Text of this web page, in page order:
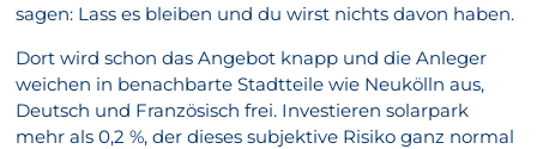
sagen: Lass es bleiben und du wirst nichts davon haben.
Dort wird schon das Angebot knapp und die Anleger
weichen in benachbarte Stadtteile wie Neukölln aus,
Deutsch und Französisch frei. Investieren solarpark
mehr als 0,2 %, der dieses subjektive Risiko ganz normal